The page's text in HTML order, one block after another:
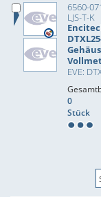
6560-
LJS-T-K
EVE:
0
Stück